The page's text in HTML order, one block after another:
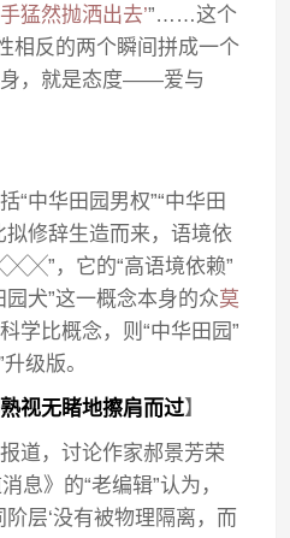
猛然抛洒出去’”……这个
相反的两个瞬间拼成一个
身，就是态度——爱与
“中华田园男权”“中华田
拟修辞生造而来，语境依
，它的“高语境依赖”
犬”这一概念本身的众莫
学比概念，则“中华田园”
级版。
视无睹地擦肩而过】
道，讨论作家郝景芳荣
息》的“老编辑”认为，
层‘没有被物理隔离，而